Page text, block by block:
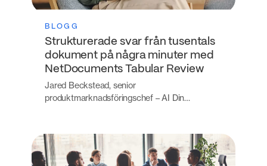
BLOGG
Strukturerade svar från tusentals
dokument på några minuter med
NetDocuments Tabular Review
Jared Beckstead, senior
produktmarknadsföringschef – AI Din…